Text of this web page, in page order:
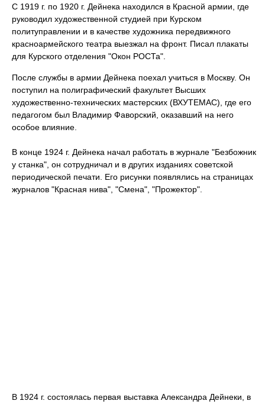
С 1919 г. по 1920 г. Дейнека находился в Красной армии, где
руководил художественной студией при Курском
политуправлении и в качестве художника передвижного
красноармейского театра выезжал на фронт. Писал плакаты
для Курского отделения "Окон РОСТа".
После службы в армии Дейнека поехал учиться в Москву. Он
поступил на полиграфический факультет Высших
художественно-технических мастерских (ВХУТЕМАС), где его
педагогом был Владимир Фаворский, оказавший на него
особое влияние.
В конце 1924 г. Дейнека начал работать в журнале "Безбожник
у станка", он сотрудничал и в других изданиях советской
периодической печати. Его рисунки появлялись на страницах
журналов "Красная нива", "Смена", "Прожектор".
В 1924 г. состоялась первая выставка Александра Дейнеки, в